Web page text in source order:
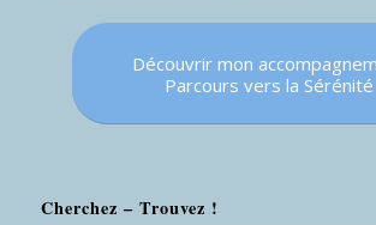
Découvrir mon
Parcours vers la Sérénité
Cherchez – Trouvez !